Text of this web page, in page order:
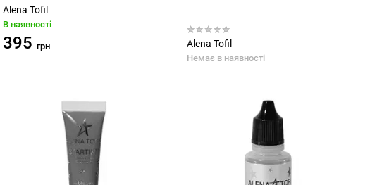
Alena Tofil
В наявності
395 грн Alena Tofil
Немає в наявності